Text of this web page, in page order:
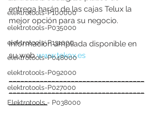
elektrotools-P100000
elektrotools-P035000
elektrotools-P131000
elektrotools-P048000
elektrotools-P092000
elektrotools-P027000
Elektrotools - P038000
entrega harán de las cajas Telux la
mejor opción para su negocio.
Información ampliada disponible en
su web www.tekox.es
___________________________________
___________________________________
__________